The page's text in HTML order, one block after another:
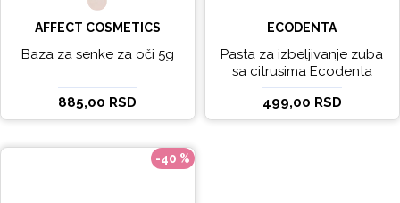
AFFECT COSMETICS
Baza za senke za oči 5g
885,00 RSD
ECODENTA
Pasta za izbeljivanje zuba
sa citrusima Ecodenta
EXPERT LINE EXCEPTIONAL
WHITENING 100ml
499,00 RSD
-40 %